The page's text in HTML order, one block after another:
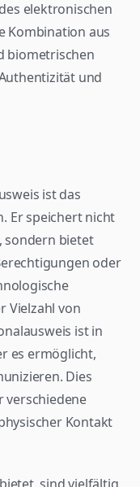
elektronischen
Kombination aus
biometrischen
und
ist das
Er speichert nicht
sondern bietet
oder
Vielzahl von
ist in
es ermöglicht,
Dies
verschiedene
Kontakt